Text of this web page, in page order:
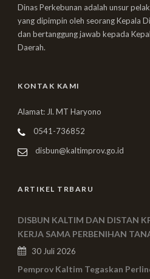
Dinas Perkebunan adalah unsur
yang dipimpin oleh seorang Kepala
dan bertanggung jawab kepada
Daerah.
KONTAK KAMI
Alamat: Jl. MT Haryono
0541-736852
disbun@kaltimprov.go.id
ARTIKEL TRBARU
DISBUN KALTIM DAN DISTAN
KERJA SAMA PERBENIHAN
30 Juli 2026
Pemprov Kaltim Tegaskan